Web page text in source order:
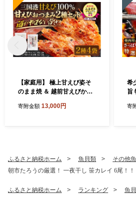
【家庭用】 極上甘えび姿そ
のまま焼 ＆ 越前甘えびから
6]
寄附金額 13,000円
希
旨
牛
寄
ふるさと納税ホーム 魚貝類
その他
朝市たろうの厳選！ 一夜干し 笹カレイ 6尾！！
ふるさと納税ホーム ランキング 魚